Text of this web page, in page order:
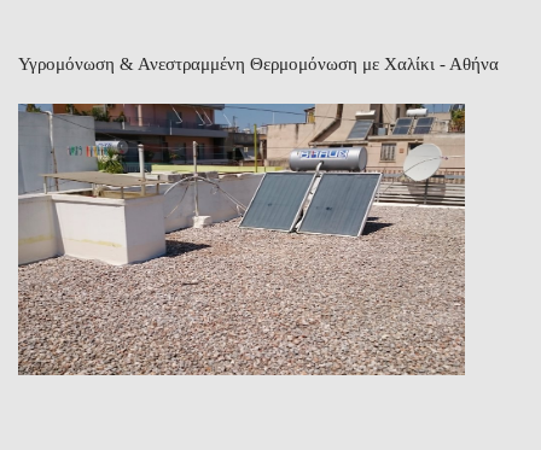
Υγρομόνωση & Ανεστραμμένη Θερμομόνωση με Χαλίκι - Αθήνα